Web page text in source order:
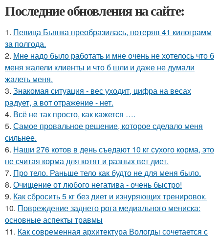
Последние обновления на сайте:
1. Певица Бьянка преобразилась, потеряв 41 килограмм
за полгода.
2. Мне надо было работать и мне очень не хотелось что б
меня жалели клиенты и что б шли и даже не думали
жалеть меня.
3. Знакомая ситуация - вес уходит, цифра на весах
радует, а вот отражение - нет.
4. Всё не так просто, как кажется ….
5. Самое провальное решение, которое сделало меня
сильнее.
6. Наши 276 котов в день съедают 10 кг сухого корма, это
не считая корма для котят и разных вет диет.
7. Про тело. Раньше тело как будто не для меня было.
8. Очищение от любого негатива - очень быстро!
9. Как сбросить 5 кг без диет и изнуряющих тренировок.
10. Повреждение заднего рога медиального мениска:
основные аспекты травмы
11. Как современная архитектура Вологды сочетается с